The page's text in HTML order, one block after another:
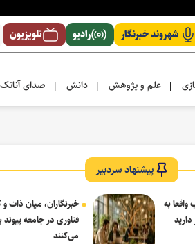
شهروند خبرنگار رادیو تلویزیون
| علم و پژوهش | دانش | صدای آناتک
پیشنهاد سردبیر
به
خبرنگاران، میان ذات و
فناوری در جامعه پیوند
می‌کنند